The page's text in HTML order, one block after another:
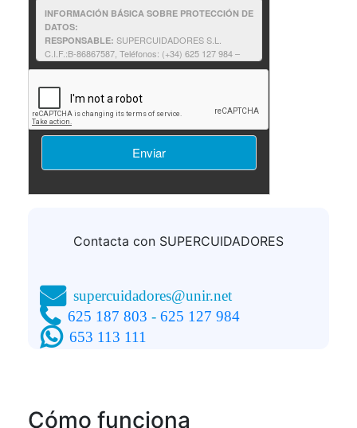
INFORMACIÓN BÁSICA SOBRE PROTECCIÓN DE
DATOS:
RESPONSABLE: SUPERCUIDADORES S.L.
C.I.F.:B-86867587, Teléfonos: (+34) 625 127 984 –
su solicitud de información, así como proporcionarle
cualquier otra relacionada que pudiera resultar de su
interés relativa a formación impartida por
SUPERCUIDADORES.
No comunicamos sus datos fuera
de nuestra organización o empresas afines.
información adicional.
privacidadContacta con SUPERCUIDADORES
supercuidadores@unir.net
625 187 803 - 625 127 984
653 113 111
Cómo funciona